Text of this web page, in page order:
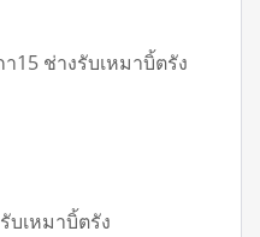
15 ช่างรับเหมาบิ้ตรัง
ช่างรับเหมาบิ้ตรัง